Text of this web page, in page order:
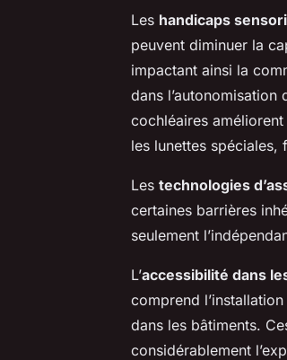
Les handicaps
peuvent diminuer la
impactant ainsi la
dans
cochléaires améliorent
les lunettes spéciales,
Les technologies
certaines barrières
seulement
L’accessibilité dans
comprend
dans les bâtiments.
considérablement